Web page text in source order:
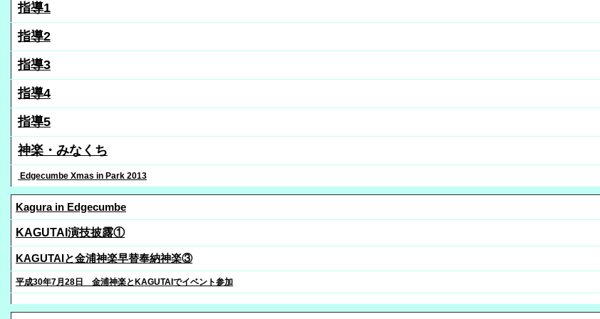
指導1
指導2
指導3
指導4
指導5
神楽・みなくち
Edgecumbe Xmas in Park 2013
Kagura in Edgecumbe
KAGUTAI演技披露①
KAGUTAIと金浦神楽早替奉納神楽③
平成30年7月28日 金浦神楽とKAGUTAIでイベント参加